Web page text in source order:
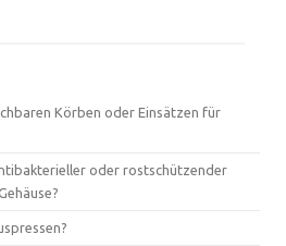
Körben oder Einsätzen für
oder rostschützender